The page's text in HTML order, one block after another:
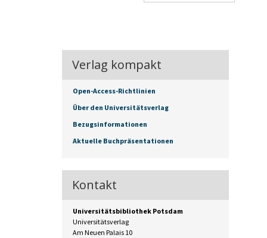
Verlag kompakt
Open-Access-Richtlinien
Über den Universitätsverlag
Bezugsinformationen
Aktuelle Buchpräsentationen
Kontakt
Universitätsbibliothek Potsdam
Universitätsverlag
Am Neuen Palais 10